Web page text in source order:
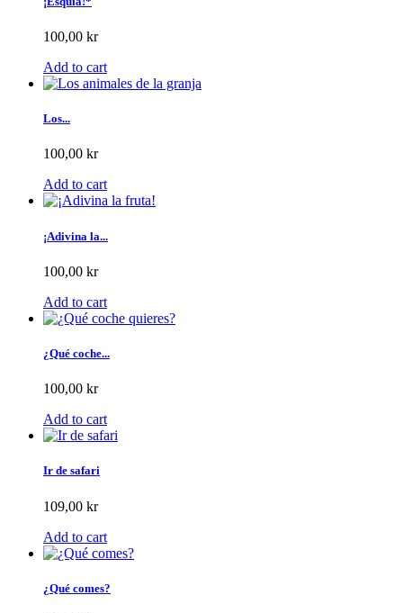
100,00 kr
Add to cart
Los...
100,00 kr
Add to cart
¡Adivina la...
100,00 kr
Add to cart
¿Qué coche...
100,00 kr
Add to cart
Ir de safari
109,00 kr
Add to cart
¿Qué comes?